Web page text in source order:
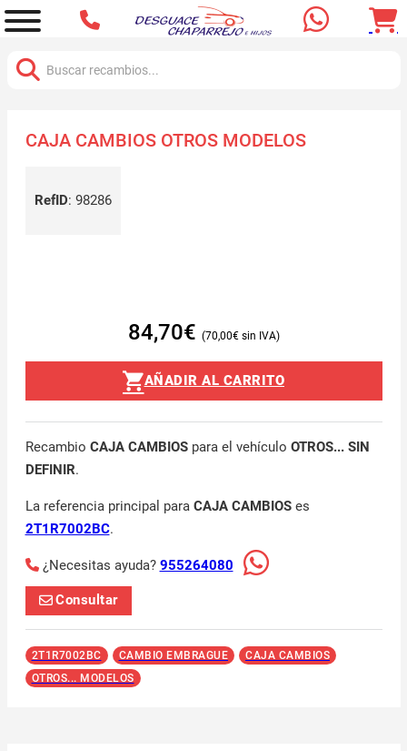
CAJA CAMBIOS OTROS MODELOS
RefID: 98286
84,70€ 70,00€
AÑADIR AL CARRITO
Recambio CAJA CAMBIOSpara el vehículo OTROS... SIN
DEFINIR.
La referencia principal para CAJA CAMBIOSes
2T1R7002BC.
¿Necesitas ayuda? 955264080
Consultar
2T1R7002BC CAMBIO EMBRAGUE
CAJA CAMBIOS
OTROS... MODELOS